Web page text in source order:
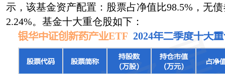
示，该基金资产配置：股票占净值比98.5%，无
2.24%。基金十大重仓股如下：